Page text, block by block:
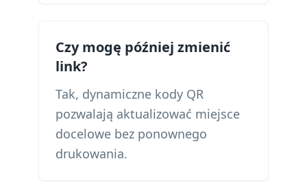
Czy mogę później zmienić
link?
Tak, dynamiczne kody QR
pozwalają aktualizować miejsce
docelowe bez ponownego
drukowania.